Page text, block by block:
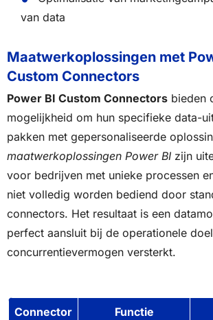
van data
Maatwerkoplossingen met
Custom Connectors
Power BI Custom Connectors bieden
mogelijkheid om hun specifieke data-
pakken met gepersonaliseerde
maatwerkoplossingen Power BI zijn
voor bedrijven met unieke processen
niet volledig worden bediend door
connectors. Het resultaat is een
perfect aansluit bij de operationele
concurrentievermogen versterkt.
Connector
Functie